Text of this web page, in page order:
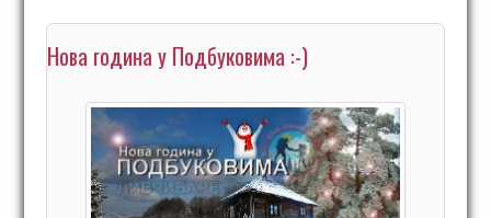
Нова година у Подбуковима :-)